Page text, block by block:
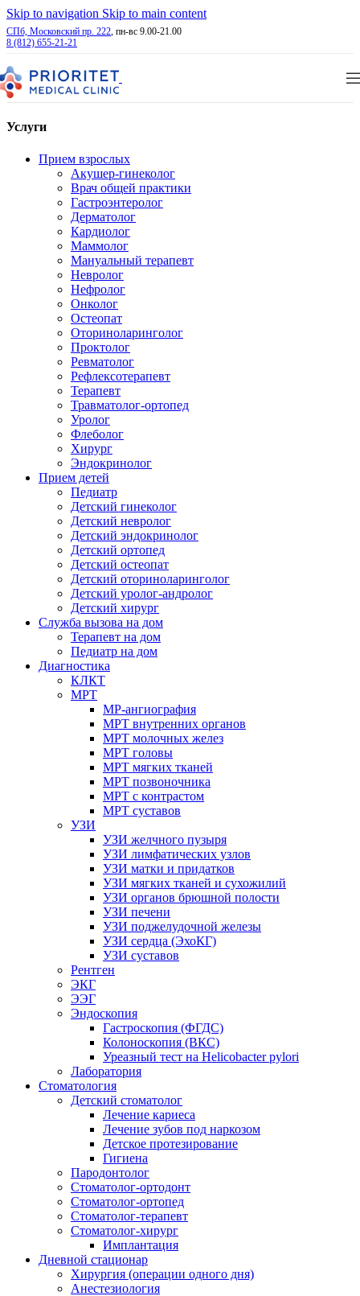
Skip to navigation Skip to main content
СПб, Московский пр. 222, пн-вс 9.00-21.00
8 (812) 655-21-21
Услуги
Прием взрослых
Акушер-гинеколог
Врач общей практики
Гастроэнтеролог
Дерматолог
Кардиолог
Маммолог
Мануальный терапевт
Невролог
Нефролог
Онколог
Остеопат
Оториноларинголог
Проктолог
Ревматолог
Рефлексотерапевт
Терапевт
Травматолог-ортопед
Уролог
Флеболог
Хирург
Эндокринолог
Прием детей
Педиатр
Детский гинеколог
Детский невролог
Детский эндокринолог
Детский ортопед
Детский остеопат
Детский оториноларинголог
Детский уролог-андролог
Детский хирург
Служба вызова на дом
Терапевт на дом
Педиатр на дом
Диагностика
КЛКТ
МРТ
МР-ангиография
МРТ внутренних органов
МРТ молочных желез
МРТ головы
МРТ мягких тканей
МРТ позвоночника
МРТ с контрастом
МРТ суставов
УЗИ
УЗИ желчного пузыря
УЗИ лимфатических узлов
УЗИ матки и придатков
УЗИ мягких тканей и сухожилий
УЗИ органов брюшной полости
УЗИ печени
УЗИ поджелудочной железы
УЗИ сердца (ЭхоКГ)
УЗИ суставов
Рентген
ЭКГ
ЭЭГ
Эндоскопия
Гастроскопия (ФГДС)
Колоноскопия (ВКС)
Уреазный тест на Helicobacter pylori
Лаборатория
Стоматология
Детский стоматолог
Лечение кариеса
Лечение зубов под наркозом
Детское протезирование
Гигиена
Пародонтолог
Стоматолог-ортодонт
Стоматолог-ортопед
Стоматолог-терапевт
Стоматолог-хирург
Имплантация
Дневной стационар
Хирургия (операции одного дня)
Анестезиология